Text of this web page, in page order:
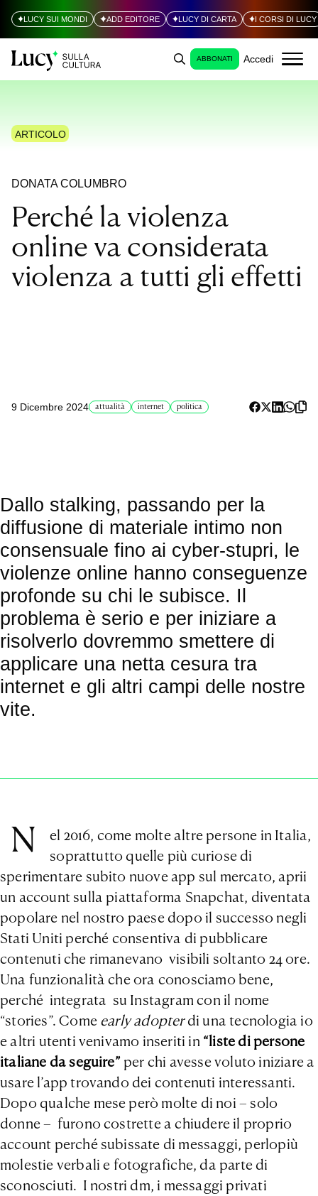
LUCY SUI MONDI ADD EDITORE LUCY DI CARTA I CORSI DI LUCY
ABBONATI Accedi
ARTICOLO
DONATA COLUMBRO
Perché la violenza
online va considerata
violenza a tutti gli effetti
9 Dicembre 2024 attualità internet politica
Dallo stalking, passando per la
diffusione di materiale intimo non
consensuale fino ai cyber-stupri, le
violenze online hanno conseguenze
profonde su chi le subisce. Il
problema è serio e per iniziare a
risolverlo dovremmo smettere di
applicare una netta cesura tra
internet e gli altri campi delle nostre
vite.
N
el 2016, come molte altre persone in Italia,
soprattutto quelle più curiose di
sperimentare subito nuove app sul mercato, aprii
un account sulla piattaforma Snapchat, diventata
popolare nel nostro paese dopo il successo negli
Stati Uniti perché consentiva di pubblicare
contenuti che rimanevano visibili soltanto 24 ore.
Una funzionalità che ora conosciamo bene,
perché integrata su Instagram con il nome
“stories”. Come early adopterdi una tecnologia io
e altri utenti venivamo inseriti in “liste di persone
italiane da seguire”per chi avesse voluto iniziare a
usare l’app trovando dei contenuti interessanti.
Dopo qualche mese però molte di noi – solo
donne – furono costrette a chiudere il proprio
account perché subissate di messaggi, perlopiù
molestie verbali e fotografiche, da parte di
sconosciuti. I nostri dm, i messaggi privati